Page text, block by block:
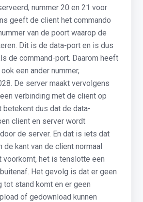
nummer 20 en 21 voor
geeft de client het commando
van de poort waarop de
Dit is de data-port en is dus
de command-port. Daarom heeft
een ander nummer,
De server maakt vervolgens
verbinding met de client op
betekent dus dat de data-
client en server wordt
de server. En dat is iets dat
de kant van de client normaal
voorkomt, het is tenslotte een
Het gevolg is dat er geen
tot stand komt en er geen
of gedownload kunnen